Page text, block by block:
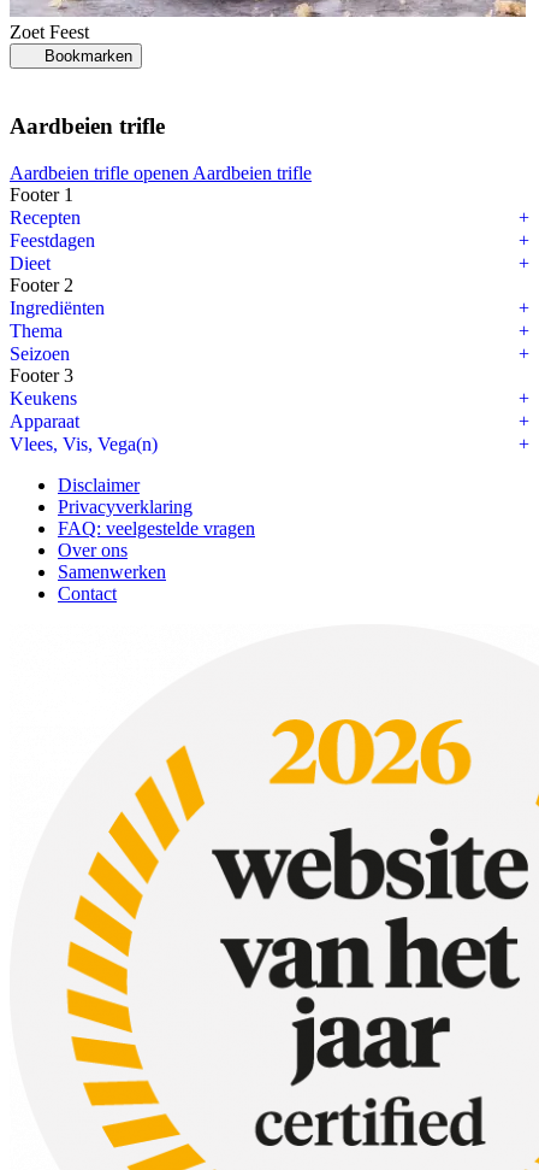
ZoetFeest
Bookmarken
Aardbeien trifle
Aardbeien trifle openen Aardbeien trifle
Footer 1
Recepten
Feestdagen
Dieet
Footer 2
Ingrediënten
Thema
Seizoen
Footer 3
Keukens
Apparaat
Vlees, Vis, Vega(n)
Disclaimer
Privacyverklaring
FAQ: veelgestelde vragen
Over ons
Samenwerken
Contact